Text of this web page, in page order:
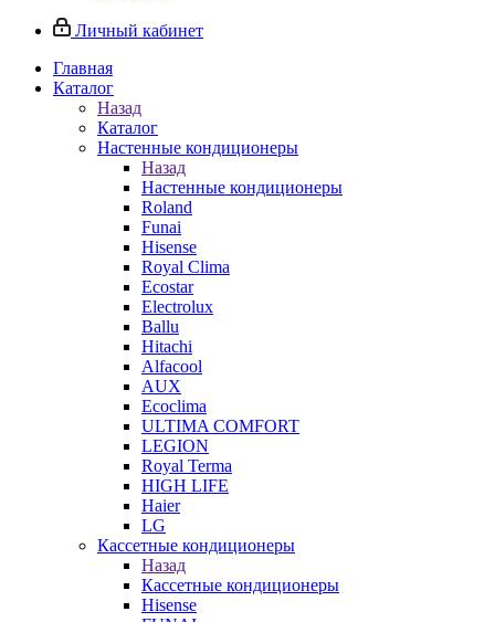
Личный кабинет
Главная
Каталог
Назад
Каталог
Настенные кондиционеры
Назад
Настенные кондиционеры
Roland
Funai
Hisense
Royal Clima
Ecostar
Electrolux
Ballu
Hitachi
Alfacool
AUX
Ecoclima
ULTIMA COMFORT
LEGION
Royal Terma
HIGH LIFE
Haier
LG
Кассетные кондиционеры
Назад
Кассетные кондиционеры
Hisense